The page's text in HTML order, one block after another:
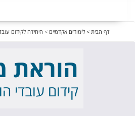
דף הבית > לימודים אקדמיים > היחידה לקידום
הוראת
קידום עובדי